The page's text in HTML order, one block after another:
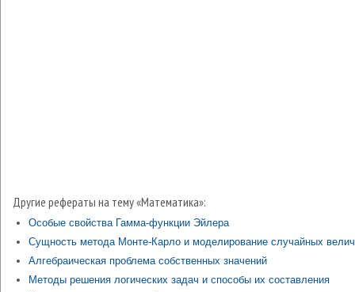
Другие рефераты на тему «Математика»:
Особые свойства Гамма-функции Эйлера
Сущность метода Монте-Карло и моделирование случайных
Алгебраическая проблема собственных значений
Методы решения логических задач и способы их составления